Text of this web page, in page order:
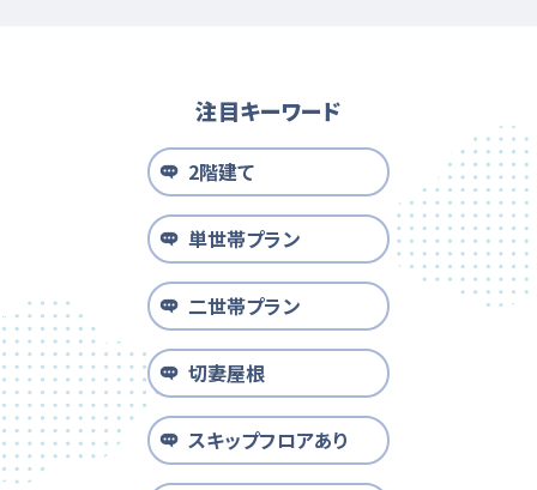
注目キーワード
2階建て
単世帯プラン
二世帯プラン
切妻屋根
スキップフロアあり